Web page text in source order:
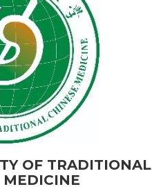
OF TRADITIONAL
MEDICINE